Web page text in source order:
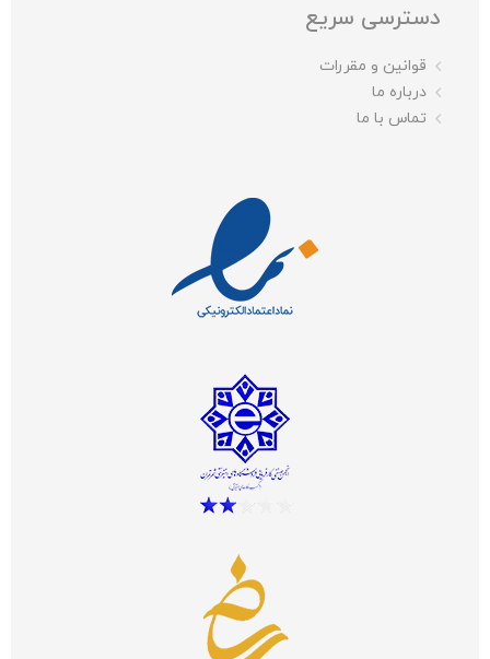
دسترسی سریع
قوانین و مقررات
درباره ما
تماس با ما